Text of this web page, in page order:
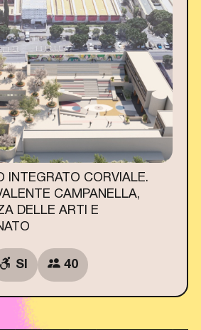
INTEGRATO CORVIALE.
CAMPANELLA,
DELLE ARTI E
SI 40